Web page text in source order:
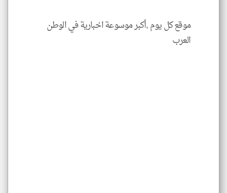
موقع كل يوم ,أكبر موسوعة اخبارية في الوطن
العرب